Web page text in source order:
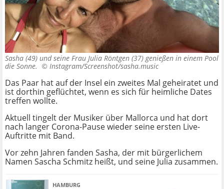
Sasha (49) und seine Frau Julia Röntgen (37) genießen in einem Pool
die Sonne. © Instagram/Screenshot/sasha.music
Das Paar hat auf der Insel ein zweites Mal geheiratet und
ist dorthin geflüchtet, wenn es sich für heimliche Dates
treffen wollte.
Aktuell tingelt der Musiker über Mallorca und hat dort
nach langer Corona-Pause wieder seine ersten Live-
Auftritte mit Band.
Vor zehn Jahren fanden Sasha, der mit bürgerlichem
Namen Sascha Schmitz heißt, und seine Julia zusammen.
HAMBURG